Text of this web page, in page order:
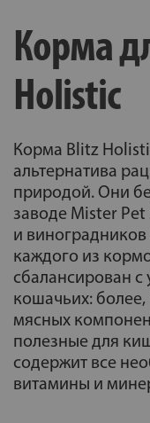
Корма
Holistic
Корма Blitz
альтернатива
природой. Они
заводе Mister
и
каждого из
сбалансирован с
кошачьих:
мясных
полезные для
содержит все
витамины и